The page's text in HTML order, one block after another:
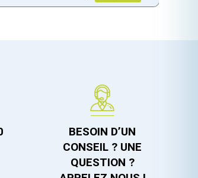
BESOIN D’UN
CONSEIL ? UNE
QUESTION ?